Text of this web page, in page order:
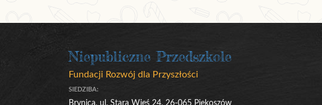
Niepubliczne Przedszkole
Fundacji Rozwój dla Przyszłości
SIEDZIBA:
Brynica, ul. Stara Wieś 24, 26-065 Piekoszów